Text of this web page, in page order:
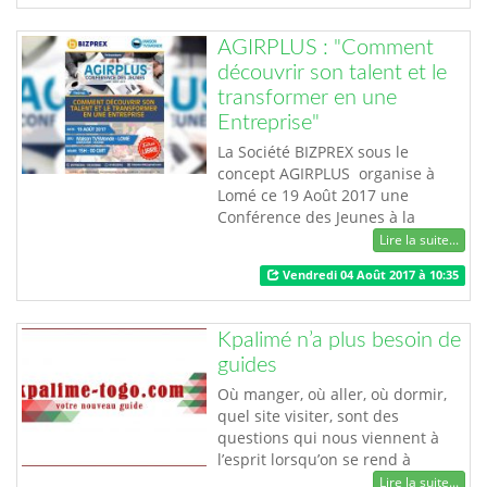
Victor kossikuma AGBEGNENOU.
La tablette de Victor vient comme
une solution miracle aux
problèmes et difficultés ay…
AGIRPLUS : "Comment
découvrir son talent et le
transformer en une
Entreprise"
La Société BIZPREX sous le
concept AGIRPLUS organise à
Lomé ce 19 Août 2017 une
Conférence des Jeunes à la
"Maison TV5 Monde" placé sous
le thème « Comment découvrir
son Talent et le transformer en
une Entreprise ». Plus de 80% des
jeunes ignorent leur véritable
talent. Saisissez donc cette
opportunité pour donner une
meilleure orientation à …
Lire la suite...
Vendredi 04 Août 2017 à 10:35
Kpalimé n’a plus besoin de
guides
Où manger, où aller, où dormir,
quel site visiter, sont des
questions qui nous viennent à
l’esprit lorsqu’on se rend à
Kpalimé pour la première fois. Il
Lire la suite...